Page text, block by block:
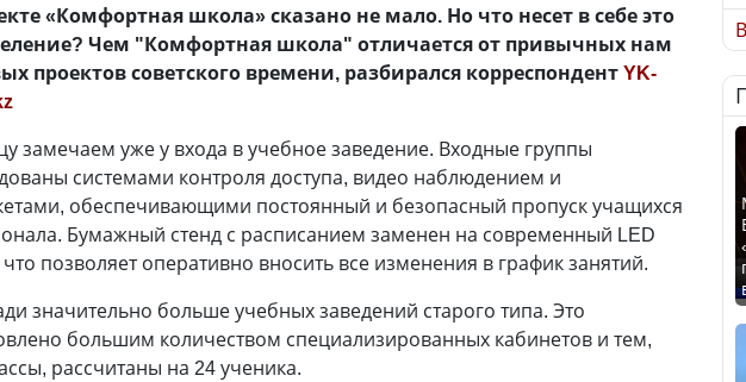
«Комфортная школа» сказано не мало. Но что несет в себе это
Чем "Комфортная школа" отличается от привычных нам
проектов советского времени, разбирался корреспондентYK-
замечаем уже у входа в учебное заведение. Входные группы
системами контроля доступа, видео наблюдением и
обеспечивающими постоянный и безопасный пропуск учащихся
Бумажный стенд с расписанием заменен на современный LED
позволяет оперативно вносить все изменения в график занятий.
значительно больше учебных заведений старого типа. Это
большим количеством специализированных кабинетов и тем,
рассчитаны на 24 ученика.